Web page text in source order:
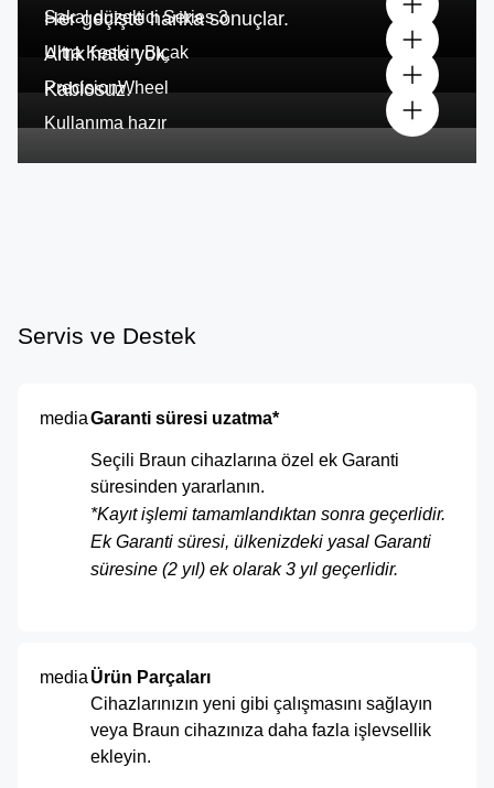
Sakal düzeltici Series 3
Her geçişte harika sonuçlar.
Ultra Keskin Bıçak
Artık hata yok.
PrecisionWheel
Kablosuz.
Kullanıma hazır
Servis ve Destek
mediaGaranti süresi uzatma*
Seçili Braun cihazlarına özel ek Garanti
süresinden yararlanın.
*Kayıt işlemi tamamlandıktan sonra geçerlidir.
Ek Garanti süresi, ülkenizdeki yasal Garanti
süresine (2 yıl) ek olarak 3 yıl geçerlidir.
media Ürün Parçaları
Cihazlarınızın yeni gibi çalışmasını sağlayın
veya Braun cihazınıza daha fazla işlevsellik
ekleyin.